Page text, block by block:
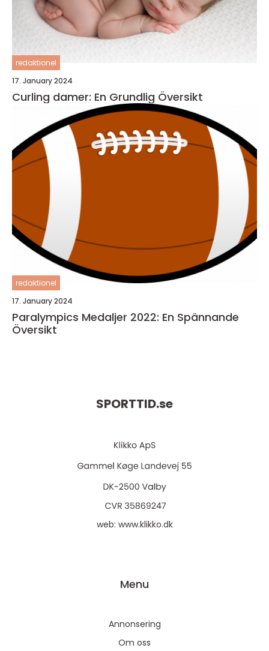
redaktionel
17. January 2024
Curling damer: En Grundlig Översikt
redaktionel
17. January 2024
Paralympics Medaljer 2022: En Spännande
Översikt
SPORTTID.se
web: www.klikko.dk
Menu
Annonsering
Om oss